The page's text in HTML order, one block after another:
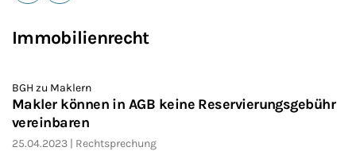
Immobilienrecht
BGH zu Maklern
Makler können in AGB keine Reservierungsgebühr
vereinbaren
25.04.2023 Rechtsprechung